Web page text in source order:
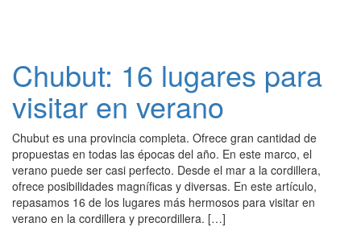
Chubut: 16 lugares para
visitar en verano
Chubut es una provincia completa. Ofrece gran cantidad de
propuestas en todas las épocas del año. En este marco, el
verano puede ser casi perfecto. Desde el mar a la cordillera,
ofrece posibilidades magníficas y diversas. En este artículo,
repasamos 16 de los lugares más hermosos para visitar en
verano en la cordillera y precordillera. […]